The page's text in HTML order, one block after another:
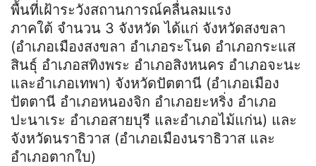
พื้นที่เฝ้าระวังสถานการณ์คลื่นลมแรง
ภาคใต้ จำนวน 3 จังหวัด ได้แก่ จังหวัดสงขลา
(อำเภอเมืองสงขลา อำเภอระโนด อำเภอกระแส
สินธุ์ อำเภอสทิงพระ อำเภอสิงหนคร อำเภอจะนะ
และอำเภอเทพา) จังหวัดปัตตานี (อำเภอเมือง
ปัตตานี อำเภอหนองจิก อำเภอยะหริ่ง อำเภอ
ปะนาเระ อำเภอสายบุรี และอำเภอไม้แก่น) และ
จังหวัดนราธิวาส (อำเภอเมืองนราธิวาส และ
อำเภอตากใบ)